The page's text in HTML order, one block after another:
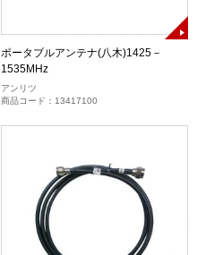
ポータブルアンテナ(八木)1425－
1535MHz
アンリツ
商品コード：13417100